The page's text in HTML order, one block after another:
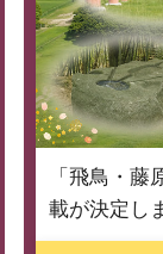
「飛鳥・
載が決定し